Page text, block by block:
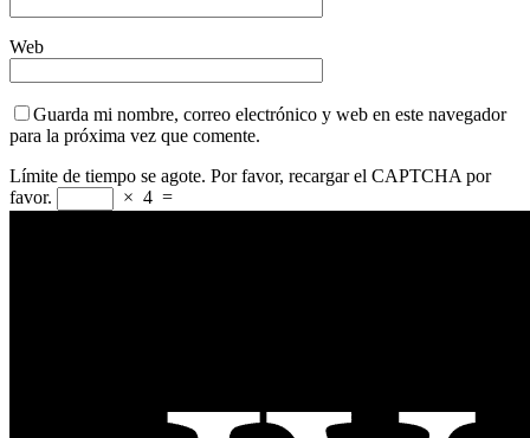
Web
Guarda mi nombre, correo electrónico y web en este navegador
para la próxima vez que comente.
Límite de tiempo se agote. Por favor, recargar el CAPTCHA por
favor.
× 4 =